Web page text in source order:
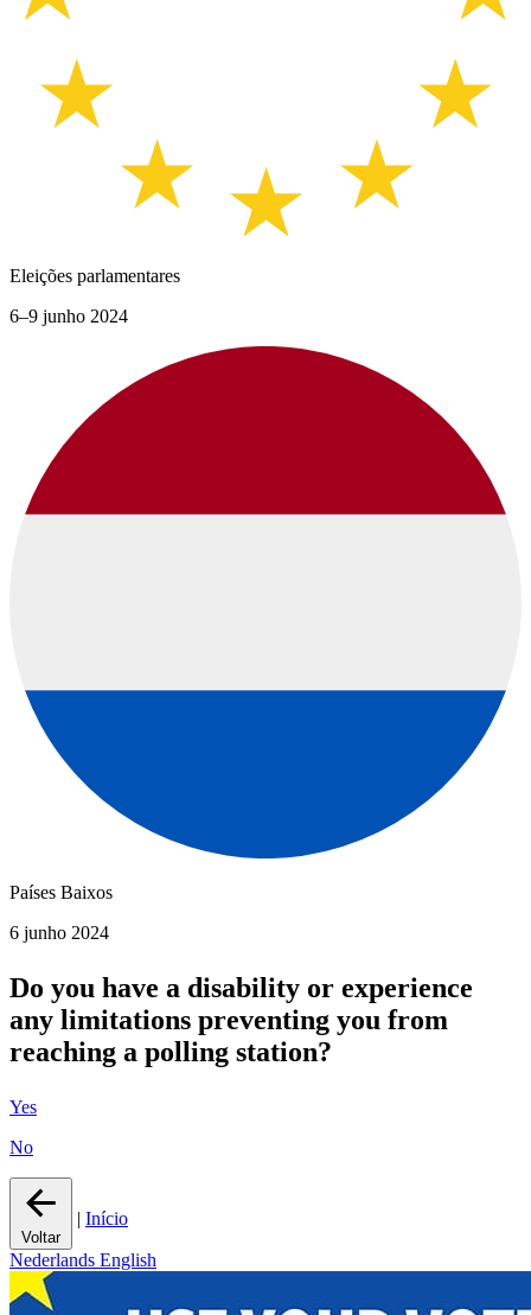
Eleições parlamentares
6–9 junho 2024
Países Baixos
6 junho 2024
Do you have a disability or experience
any limitations preventing you from
reaching a polling station?
Yes
No
Voltar
| Início
Nederlands English